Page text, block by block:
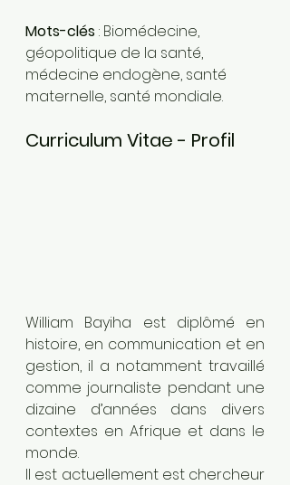
Mots-clés : Biomédecine,
géopolitique de la santé,
médecine endogène, santé
maternelle, santé mondiale.
Curriculum Vitae - Profil
William Bayiha est diplômé en
histoire, en communication et en
gestion, il a notamment travaillé
comme journaliste pendant une
dizaine d’années dans divers
contextes en Afrique et dans le
monde.
Il est actuellement est chercheur